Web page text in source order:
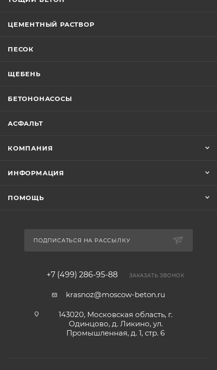
ЦЕМЕНТНЫЙ РАСТВОР
ПЕСОК
ЩЕБЕНЬ
БЕТОНОНАСОСЫ
АСФАЛЬТ
КОМПАНИЯ
ИНФОРМАЦИЯ
ПОМОЩЬ
ПОДПИСАТЬСЯ НА РАССЫЛКУ
+7 (499) 286-95-88 ЗАКАЗАТЬ ЗВОНОК
krasnoz@moscow-beton.ru
143020, Московская область, г.
Одинцово, д. Ликино, ул.
Промышленная, д. 1, стр. 6